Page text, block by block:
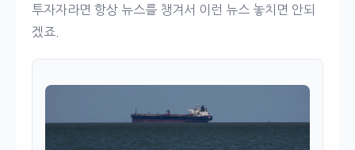
투자자라면 항상 뉴스를 챙겨서 이런 뉴스 놓치면 안되
겠죠.